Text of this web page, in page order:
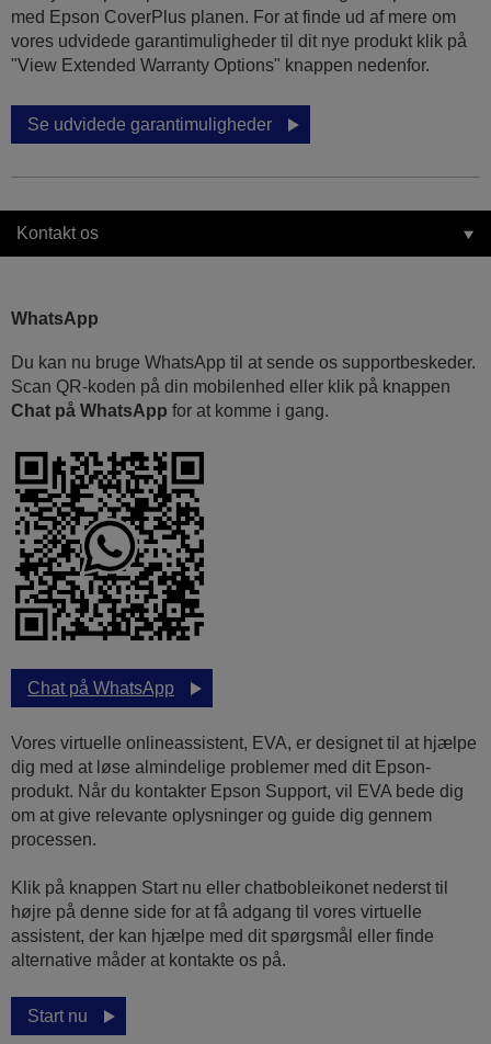
med Epson CoverPlus planen. For at finde ud af mere om
vores udvidede garantimuligheder til dit nye produkt klik på
"View Extended Warranty Options" knappen nedenfor.
Se udvidede garantimuligheder
Kontakt os
WhatsApp
Du kan nu bruge WhatsApp til at sende os supportbeskeder.
Scan QR-koden på din mobilenhed eller klik på knappen
Chat på WhatsApp for at komme i gang.
Chat på WhatsApp
Vores virtuelle onlineassistent, EVA, er designet til at hjælpe
dig med at løse almindelige problemer med dit Epson-
produkt. Når du kontakter Epson Support, vil EVA bede dig
om at give relevante oplysninger og guide dig gennem
processen.
Klik på knappen Start nu eller chatbobleikonet nederst til
højre på denne side for at få adgang til vores virtuelle
assistent, der kan hjælpe med dit spørgsmål eller finde
alternative måder at kontakte os på.
Start nu